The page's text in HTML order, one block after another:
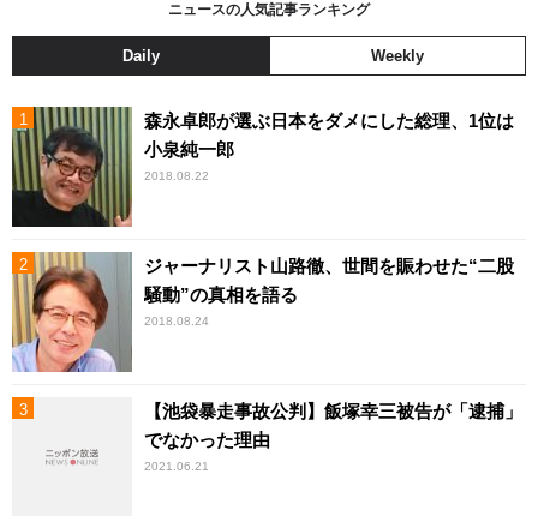
ニュースの人気記事ランキング
Daily Weekly
森永卓郎が選ぶ日本をダメにした総理、1位は
小泉純一郎
2018.08.22
ジャーナリスト山路徹、世間を賑わせた“二股
騒動”の真相を語る
2018.08.24
【池袋暴走事故公判】飯塚幸三被告が「逮捕」
でなかった理由
2021.06.21